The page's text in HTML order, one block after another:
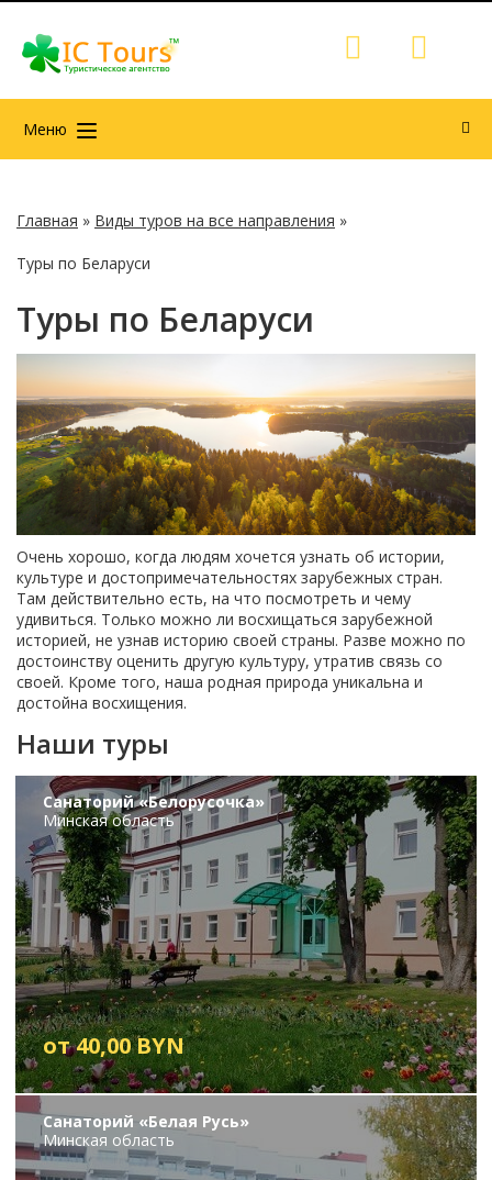
Меню
Главная » Виды туров на все направления »
Туры по Беларуси
Туры по Беларуси
Очень хорошо, когда людям хочется узнать об истории,
культуре и достопримечательностях зарубежных стран.
Там действительно есть, на что посмотреть и чему
удивиться. Только можно ли восхищаться зарубежной
историей, не узнав историю своей страны. Разве можно по
достоинству оценить другую культуру, утратив связь со
своей. Кроме того, наша родная природа уникальна и
достойна восхищения.
Наши туры
Санаторий «Белорусочка»
Минская область
от 40,00 BYN
Санаторий «Белая Русь»
Минская область